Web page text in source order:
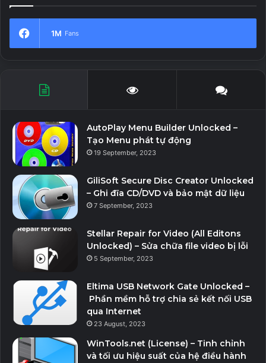
1M Fans
AutoPlay Menu Builder Unlocked –
Tạo Menu phát tự động
19 September, 2023
GiliSoft Secure Disc Creator Unlocked
– Ghi đĩa CD/DVD và bảo mật dữ liệu
7 September, 2023
Stellar Repair for Video (All Editons
Unlocked) – Sửa chữa file video bị lỗi
5 September, 2023
Eltima USB Network Gate Unlocked –
Phần mềm hỗ trợ chia sẻ kết nối USB
qua Internet
23 August, 2023
WinTools.net (License) – Tinh chỉnh
và tối ưu hiệu suất của hệ điều hành